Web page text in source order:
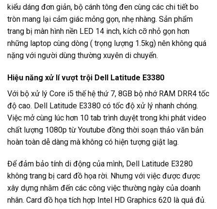
kiểu dáng đơn giản, bộ cánh tông đen cùng các chi tiết bo
tròn mang lại cảm giác mỏng gọn, nhẹ nhàng. Sản phẩm
trang bị màn hình nền LED 14 inch, kích cỡ nhỏ gọn hơn
những laptop cùng dòng ( trọng lượng 1.5kg) nên không quá
nặng với người dùng thường xuyên di chuyển.
Hiệu năng xử lí vượt trội Dell Latitude E3380
Với bộ xử lý Core i5 thế hệ thứ 7, 8GB bộ nhớ RAM DRR4 tốc
độ cao. Dell Latitude E3380 có tốc độ xử lý nhanh chóng.
Việc mở cùng lúc hơn 10 tab trình duyệt trong khi phát video
chất lượng 1080p từ Youtube đồng thời soạn thảo văn bản
hoàn toàn dễ dàng mà không có hiện tượng giật lag.
Để đảm bảo tính di động của mình, Dell Latitude E3280
không trang bị card đồ họa rời. Nhưng với việc được được
xây dựng nhằm đến các công việc thường ngày của doanh
nhân. Card đồ họa tích hợp Intel HD Graphics 620 là quá đủ.